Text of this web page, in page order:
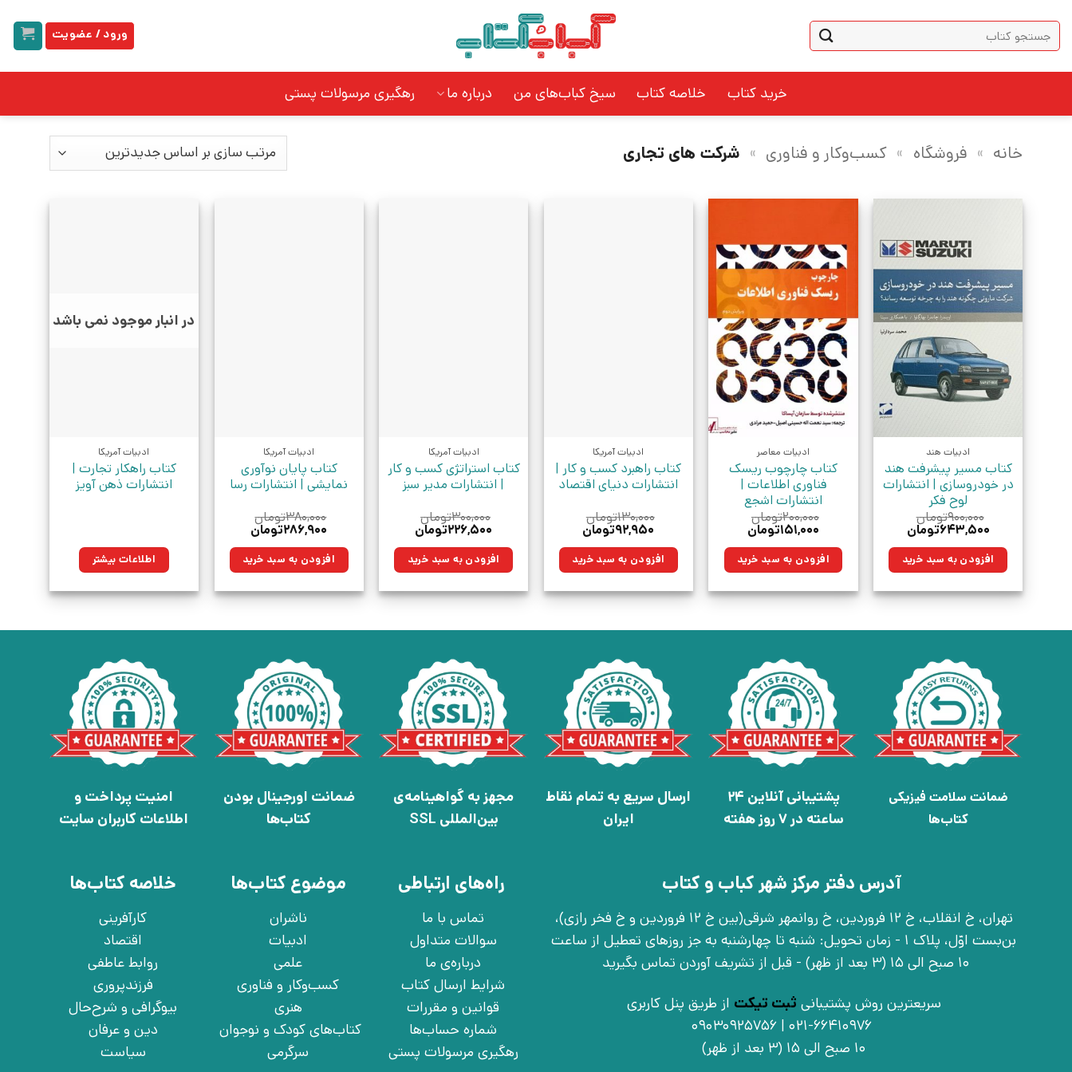
content
جستجو
برای:
ورود / عضویت
خرید کتاب خلاصه کتاب سیخ کباب‌های من درباره ما رهگیری مرسولات پستی
خانه » فروشگاه » کسب‌وکار و فناوری » شرکت های تجاری
ادبیات هند
کتاب مسیر پیشرفت هند
در خودروسازی | انتشارات
لوح فکر
۹۰۰,۰۰۰تومان
قیمت
۹۰۰,۰۰۰تومان
بود.
۶۴۳,۵۰۰تومان
۶۴۳,۵۰۰تومان.افزودن به سبد خرید
ادبیات معاصر
کتاب چارچوب ریسک
فناوری اطلاعات |
انتشارات اشجع
۲۰۰,۰۰۰تومان
قیمت
۲۰۰,۰۰۰تومان
بود.
۱۵۱,۰۰۰تومانقیمت
۱۵۱,۰۰۰تومان.افزودن به سبد خرید
ادبیات آمریکا
کتاب راهبرد کسب و کار |
انتشارات دنیای اقتصاد
۱۳۰,۰۰۰تومان
قیمت
۱۳۰,۰۰۰تومان
بود.
۹۲,۹۵۰تومانقیمت
۹۲,۹۵۰تومان.افزودن به سبد خرید
ادبیات آمریکا
کتاب استراتژی کسب و کار
| انتشارات مدیر سبز
۳۰۰,۰۰۰تومان
قیمت
۳۰۰,۰۰۰تومان
بود.
۲۲۶,۵۰۰تومانقیمت
۲۲۶,۵۰۰تومان.افزودن به سبد خرید
ادبیات آمریکا
کتاب پایان نوآوری
نمایشی | انتشارات رسا
۳۸۰,۰۰۰تومان
قیمت
۳۸۰,۰۰۰تومان
بود.
۲۸۶,۹۰۰تومانقیمت
۲۸۶,۹۰۰تومان.افزودن به سبد خرید
در انبار موجود نمی باشد
ادبیات آمریکا
کتاب راهکار تجارت |
انتشارات ذهن آویز
اطلاعات بیشتر
ضمانت سلامت فیزیکی
کتاب‌ها
پشتیبانی آنلاین 24
ساعته در 7 روز هفته
ارسال سریع به تمام نقاط
ایران
مجهز به گواهینامه‌ی
بین‌المللی SSL
ضمانت اورجینال بودن
کتاب‌ها
امنیت پرداخت و
اطلاعات کاربران سایت
آدرس دفتر مرکز شهر کباب و کتاب
تهران، خ انقلاب، خ 12 فروردین، خ روانمهر شرقی(بین خ 12 فروردین و خ فخر رازی)،
بن‌بست اوّل، پلاک 1 - زمان تحویل: شنبه تا چهارشنبه به جز روزهای تعطیل از ساعت
10 صبح الی 15 (3 بعد از ظهر) - قبل از تشریف آوردن تماس بگیرید
سریعترین روش پشتیبانی ثبت تیکت از طریق پنل کاربری
10 صبح الی 15 (3 بعد از ظهر)
راه‌های ارتباطی
تماس با ما
سوالات متداول
درباره‌ی ما
شرایط ارسال کتاب
قوانین و مقررات
شماره حساب‌ها
رهگیری مرسولات پستی
موضوع کتاب‌ها
ناشران
ادبیات
علمی
کسب‌وکار و فناوری
هنری
کتاب‌های کودک و نوجوان
سرگرمی
خلاصه کتاب‌ها
کارآفرینی
اقتصاد
روابط عاطفی
فرزندپروری
بیوگرافی و شرح‌حال
دین و عرفان
سیاست